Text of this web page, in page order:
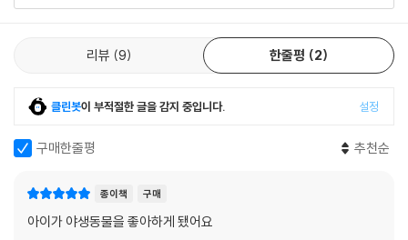
자극을 수집해 먹이를 찾는 별코두더지, 보호용 갑옷을 입은 아르마딜로·
천산갑·가시두더지, 같은 서식지를 공유하고 대나무가 주식인 대왕판다와
레서판다, 나무에 매달린 채 출산을 포함한 거의 모든 일을 할 수 있는 나무
리뷰 9 한줄평 2
클린봇이 부적절한 글을 감지 중입니다. 설정
구매한줄평 추천순
종이책 구매
아이가 야생동물을 좋아하게 됐어요